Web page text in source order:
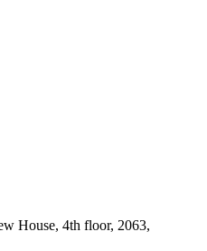
House, 4th floor, 2063,